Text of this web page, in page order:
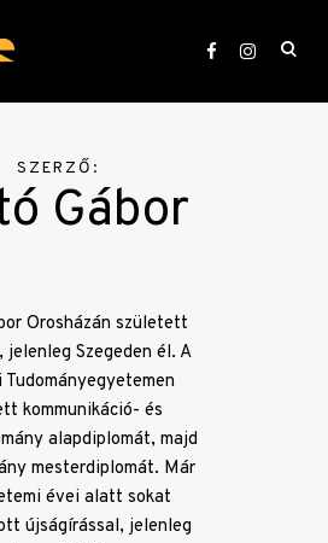
SZERZŐ:
Gábor
Orosházán született
jelenleg Szegeden él. A
Tudományegyetemen
kommunikáció- és
alapdiplomát, majd
mesterdiplomát. Már
évei alatt sokat
újságírással, jelenleg